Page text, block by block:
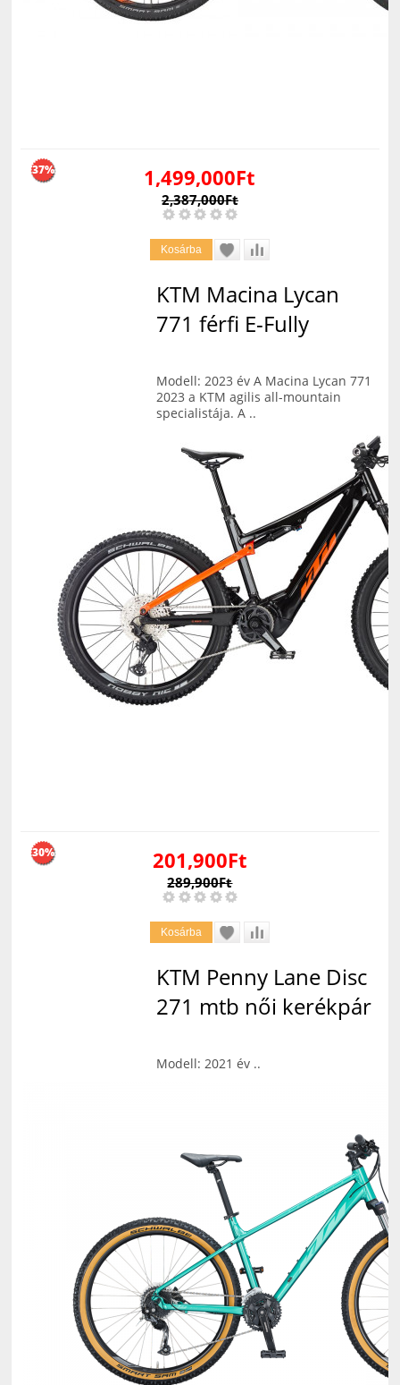
1,499,000Ft
2,387,000Ft
37%
KTM Macina Lycan
771 férfi E-Fully
Modell: 2023 év A Macina Lycan 771
2023 a KTM agilis all-mountain
specialistája. A ..
201,900Ft
289,900Ft
30%
KTM Penny Lane Disc
271 mtb női kerékpár
Modell: 2021 év ..